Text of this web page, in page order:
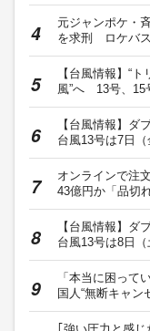
元ジャンポケ・
を求刑 ロケバ
【台風情報】“
風”へ 13号、15
【台風情報】
台風13号は7日
オンラインで注
43億円か「品切
【台風情報】
台風13号は8日
「本当に困って
国人“無断キャン